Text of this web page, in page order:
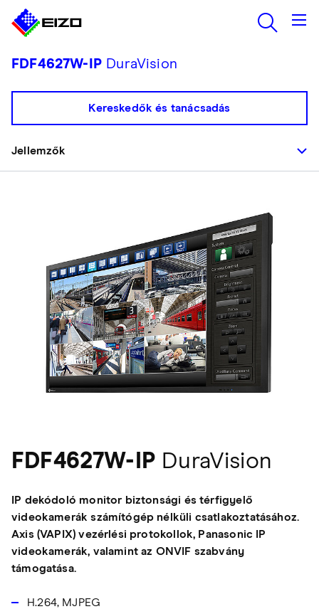
FDF4627W-IPDuraVision
Jellemzők
Kereskedők és tanácsadás
FDF4627W-IPDuraVision
IP dekódoló monitor biztonsági és térfigyelő
videokamerák számítógép nélküli csatlakoztatásához.
Axis (VAPIX) vezérlési protokollok, Panasonic IP
videokamerák, valamint az ONVIF szabvány
támogatása.
H.264, MJPEG